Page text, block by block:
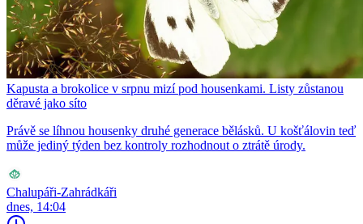
Kapusta a brokolice v srpnu mizí pod housenkami. Listy zůstanou
děravé jako síto
Právě se líhnou housenky druhé generace bělásků. U košťálovin teď
může jediný týden bez kontroly rozhodnout o ztrátě úrody.
Chalupáři-Zahrádkáři
dnes, 14:04